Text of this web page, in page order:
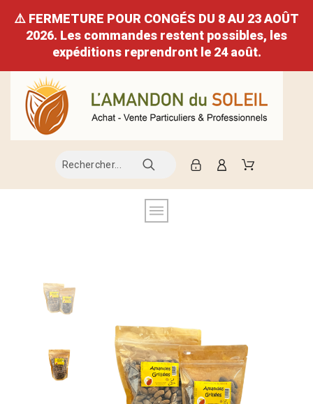
⚠️ FERMETURE POUR CONGÉS DU 8 AU 23 AOÛT
2026. Les commandes restent possibles, les
expéditions reprendront le 24 août.